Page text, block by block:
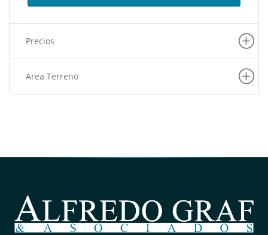
Ate (2)
Puente Piedra (1)
Pachacamac
Lince (1)
Precios
Area Terreno